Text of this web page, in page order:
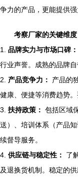
争力的产品，更能提供强
考察厂家的关键维度
1. 品牌实力与市场口碑：
行业声誉。成熟的品牌
2. 产品竞争力：
产品的
健康、便捷等消费趋势
3. 扶持政策： 包括区域
送）、培训体系（产品
续督导服务。
4. 供应链与稳定性：
了
及退换货机制。稳定的